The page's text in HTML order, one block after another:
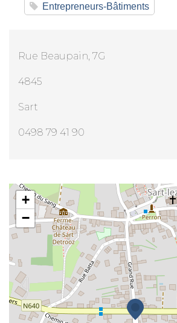
Entrepreneurs-Bâtiments
Rue Beaupain, 7G
4845
Sart
0498 79 41 90
Jeff Déco
+
−